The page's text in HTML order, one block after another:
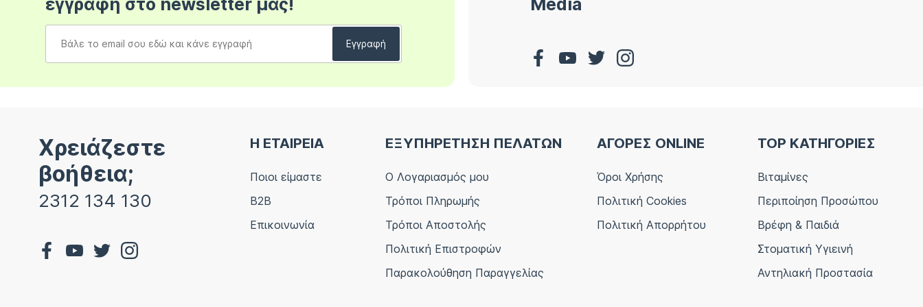
Χρειάζεστε
βοήθεια;
2312 134 130
Η ΕΤΑΙΡΕΙΑ
Ποιοι είμαστε
B2B
Επικοινωνία
ΕΞΥΠΗΡΕΤΗΣΗ ΠΕΛΑΤΩΝ
Ο Λογαριασμός μου
Τρόποι Πληρωμής
Τρόποι Αποστολής
Πολιτική Επιστροφών
Παρακολούθηση Παραγγελίας
ΑΓΟΡΕΣ ONLINE
Όροι Χρήσης
Πολιτική Cookies
Πολιτική Απορρήτου
TOP ΚΑΤΗΓΟΡΙΕΣ
Βιταμίνες
Περιποίηση Προσώπου
Βρέφη & Παιδιά
Στοματική Υγιεινή
Αντηλιακή Προστασία